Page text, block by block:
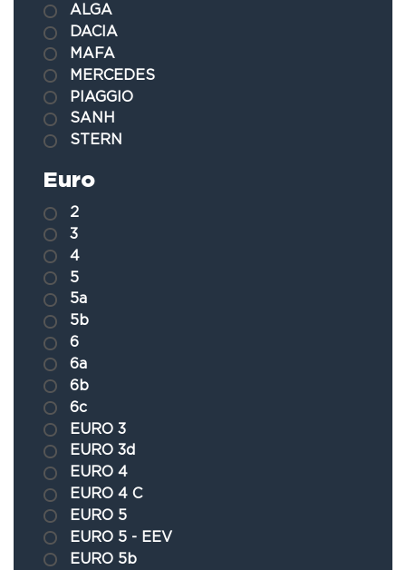
ALGA
DACIA
MAFA
MERCEDES
PIAGGIO
SANH
STERN
Euro
2
3
4
5
5a
5b
6
6a
6b
6c
EURO 3
EURO 3d
EURO 4
EURO 4 C
EURO 5
EURO 5 - EEV
EURO 5b